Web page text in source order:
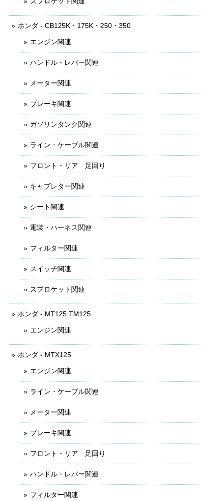
ホンダ - CB125K・175K・250・350
エンジン関連
ハンドル・レバー関連
メーター関連
ブレーキ関連
ガソリンタンク関連
ライン・ケーブル関連
フロント・リア 足回り
キャブレター関連
シート関連
電装・ハーネス関連
フィルター関連
スイッチ関連
スプロケット関連
ホンダ - MT125 TM125
エンジン関連
ホンダ - MTX125
エンジン関連
ライン・ケーブル関連
メーター関連
ブレーキ関連
フロント・リア 足回り
ハンドル・レバー関連
フィルター関連